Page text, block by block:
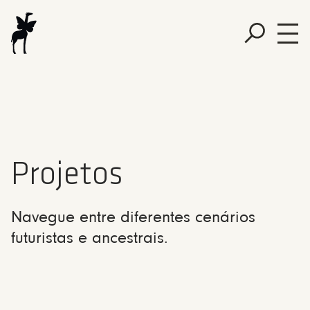
Projetos
Navegue entre diferentes cenários
futuristas e ancestrais.